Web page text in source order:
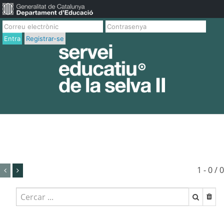
Entra Registrar-se
1 - 0 / 0